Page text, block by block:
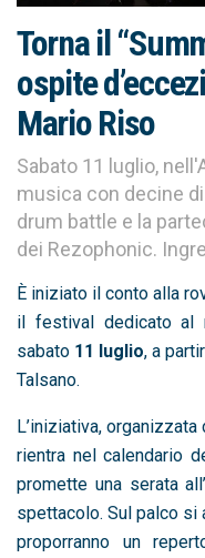
Torna il
ospite
Mario Riso
Sabato 11 luglio,
musica con decine
drum battle e la
dei Rezophonic.
È iniziato il conto alla
il festival dedicato al
sabato 11 luglio, a
Talsano.
L’iniziativa, organizzata
rientra nel calendario
promette una serata
spettacolo. Sul palco si
proporranno un